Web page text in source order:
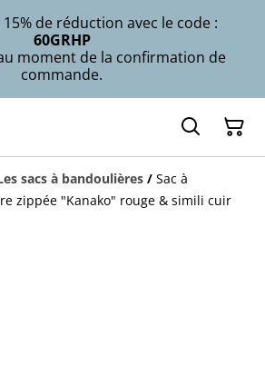
15% de réduction avec le code :
60GRHP
moment de la confirmation de
commande.
sacs à bandoulières / Sac à
zippée "Kanako" rouge & simili cuir